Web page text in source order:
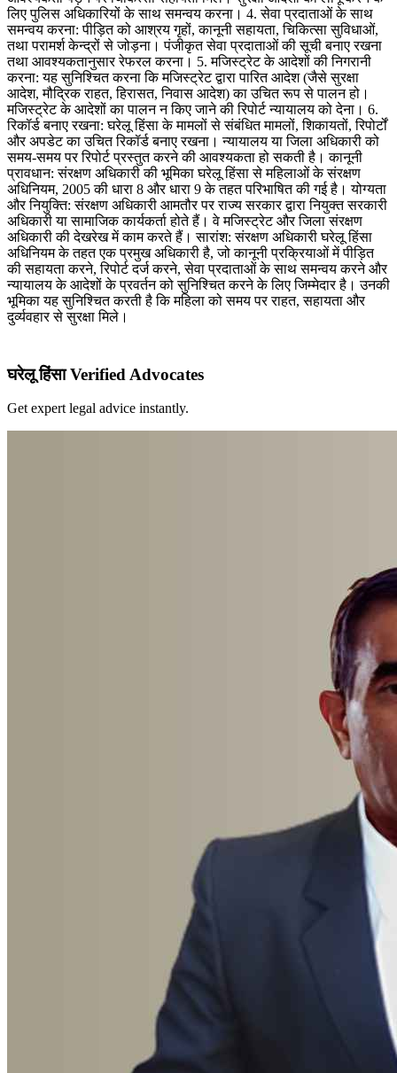
लिए पुलिस अधिकारियों के साथ समन्वय करना। 4. सेवा प्रदाताओं के साथ
समन्वय करना: पीड़ित को आश्रय गृहों, कानूनी सहायता, चिकित्सा सुविधाओं,
तथा परामर्श केन्द्रों से जोड़ना। पंजीकृत सेवा प्रदाताओं की सूची बनाए रखना
तथा आवश्यकतानुसार रेफरल करना। 5. मजिस्ट्रेट के आदेशों की निगरानी
करना: यह सुनिश्चित करना कि मजिस्ट्रेट द्वारा पारित आदेश (जैसे सुरक्षा
आदेश, मौद्रिक राहत, हिरासत, निवास आदेश) का उचित रूप से पालन हो।
मजिस्ट्रेट के आदेशों का पालन न किए जाने की रिपोर्ट न्यायालय को देना। 6.
रिकॉर्ड बनाए रखना: घरेलू हिंसा के मामलों से संबंधित मामलों, शिकायतों, रिपोर्टों
और अपडेट का उचित रिकॉर्ड बनाए रखना। न्यायालय या जिला अधिकारी को
समय-समय पर रिपोर्ट प्रस्तुत करने की आवश्यकता हो सकती है। कानूनी
प्रावधान: संरक्षण अधिकारी की भूमिका घरेलू हिंसा से महिलाओं के संरक्षण
अधिनियम, 2005 की धारा 8 और धारा 9 के तहत परिभाषित की गई है। योग्यता
और नियुक्ति: संरक्षण अधिकारी आमतौर पर राज्य सरकार द्वारा नियुक्त सरकारी
अधिकारी या सामाजिक कार्यकर्ता होते हैं। वे मजिस्ट्रेट और जिला संरक्षण
अधिकारी की देखरेख में काम करते हैं। सारांश: संरक्षण अधिकारी घरेलू हिंसा
अधिनियम के तहत एक प्रमुख अधिकारी है, जो कानूनी प्रक्रियाओं में पीड़ित
की सहायता करने, रिपोर्ट दर्ज करने, सेवा प्रदाताओं के साथ समन्वय करने और
न्यायालय के आदेशों के प्रवर्तन को सुनिश्चित करने के लिए जिम्मेदार है। उनकी
भूमिका यह सुनिश्चित करती है कि महिला को समय पर राहत, सहायता और
दुर्व्यवहार से सुरक्षा मिले।
घरेलू हिंसा Verified Advocates
Get expert legal advice instantly.